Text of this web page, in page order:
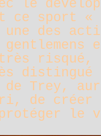
le
ce sport «
une des
risqué,
distingué
de Trey,
de créer
le